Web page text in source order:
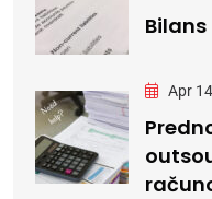
Apr